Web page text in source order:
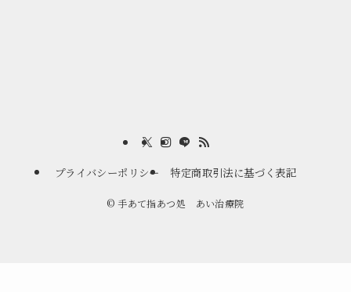
プライバシーポリシー 特定商取引法に基づく表記
© 手あて指あつ処 あい治療院